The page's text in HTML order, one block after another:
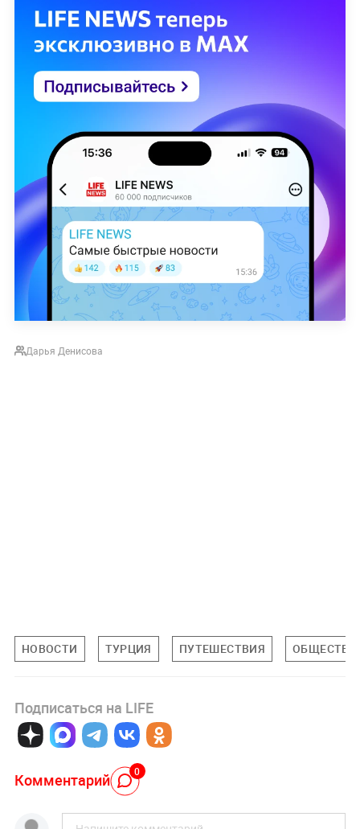
Дарья Денисова
НОВОСТИ ТУРЦИЯ ПУТЕШЕСТВИЯ ОБЩЕСТВО
Подписаться на LIFE
Комментарий 0